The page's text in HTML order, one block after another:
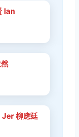
Ian
Jer 柳應廷